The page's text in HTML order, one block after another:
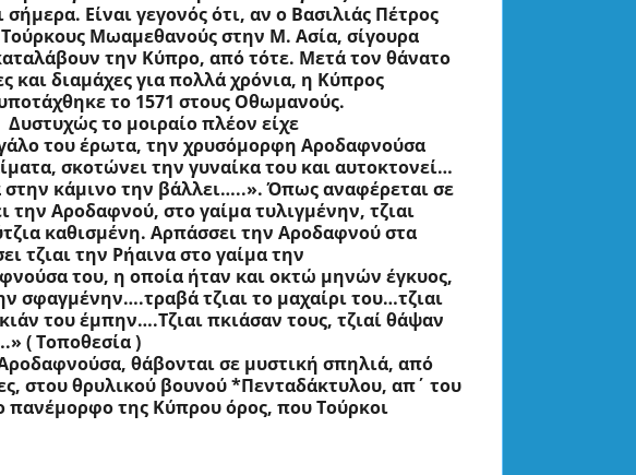
Είναι γεγονός ότι, αν ο Βασιλιάς Πέτρος
Μωαμεθανούς στην Μ. Ασία, σίγουρα
την Κύπρο, από τότε. Μετά τον θάνατο
και διαμάχες για πολλά χρόνια, η Κύπρος
υποτάχθηκε το 1571 στους Οθωμανούς.
πλέον είχε
του έρωτα, την χρυσόμορφη Αροδαφνούσα
σκοτώνει την γυναίκα του και αυτοκτονεί…
στην κάμινο την βάλλει…..». Όπως αναφέρεται σε
την Αροδαφνού, στο γαίμα τυλιγμένην, τζιαι
καθισμένη. Αρπάσσει την Αροδαφνού στα
τζιαι την Ρήαινα στο γαίμα την
του, η οποία ήταν και οκτώ μηνών έγκυος,
σφαγμένην….τραβά τζιαι το μαχαίρι του…τζιαι
του έμπην….Τζιαι πκιάσαν τους, τζιαί θάψαν
τα Τζιόνια….» ( Τοποθεσία )
θάβονται σε μυστική σπηλιά, από
στου θρυλικού βουνού *Πενταδάκτυλου, απ΄ του
πανέμορφο της Κύπρου όρος, που Τούρκοι